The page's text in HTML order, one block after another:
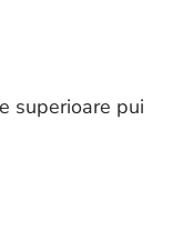
superioare pui